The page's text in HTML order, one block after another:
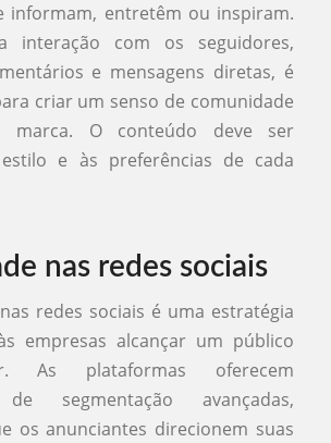
informam, entretêm ou inspiram.
interação com os seguidores,
e mensagens diretas, é
criar um senso de comunidade
marca. O conteúdo deve ser
e às preferências de cada
nas redes sociais
redes sociais é uma estratégia
empresas alcançar um público
As plataformas oferecem
segmentação avançadas,
os anunciantes direcionem suas